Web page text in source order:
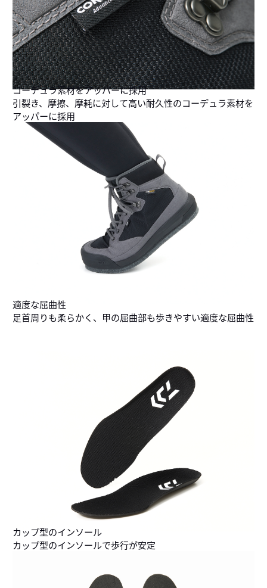
コーデュラ素材をアッパーに採用
引裂き、摩擦、摩耗に対して高い耐久性のコーデュラ素材を
アッパーに採用
適度な屈曲性
足首周りも柔らかく、甲の屈曲部も歩きやすい適度な屈曲性
カップ型のインソール
カップ型のインソールで歩行が安定